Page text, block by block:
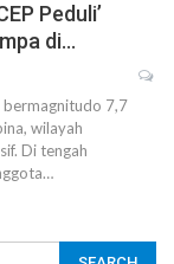
Peduli’
di…
bermagnitudo 7,7
wilayah
Di tengah